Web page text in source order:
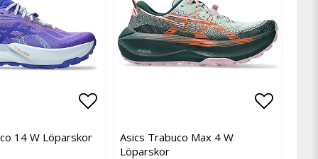
Lägg till i favoritlistan
Lägg till i favoritlistan
14 W Löparskor
Asics Trabuco Max 4 W
Löparskor